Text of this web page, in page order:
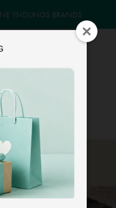
YNDLINGS BRANDS